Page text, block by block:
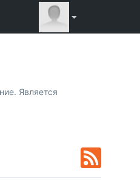
Является